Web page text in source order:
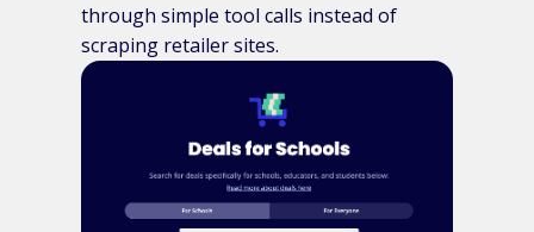
through simple tool calls instead of
scraping retailer sites.